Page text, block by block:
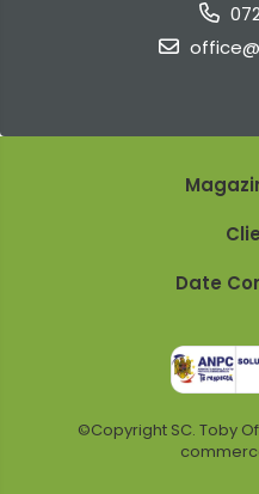
Date
©Copyright SC. Toby